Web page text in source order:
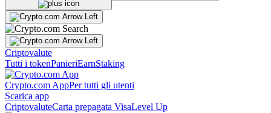
Criptovalute
Tutti i tokenPanieriEarnStaking
Crypto.com AppPer tutti gli utenti
Scarica app
CriptovaluteCarta prepagata VisaLevel Up